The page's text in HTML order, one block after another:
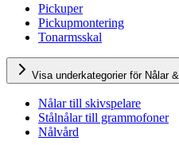
Pickuper
Pickupmontering
Tonarmsskal
Visa underkategorier för Nålar
Nålar till skivspelare
Stålnålar till grammofoner
Nålvård